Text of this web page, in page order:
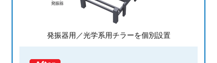
発振器用／光学系用チラーを個別設置